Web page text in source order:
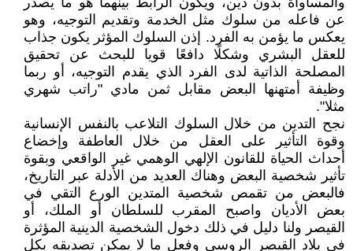
عن فاعله من سلوك مثل الخدمة وتقديم التوجيه، وهو
يعكس ما يؤمن به الفرد. إذن السلوك المؤثر يكون جذاب
للعقل البشري وشكلًا دافعًا قويا للبحث عن تحقيق
المصلحة الذاتية لدى الفرد الذي يقدم التوجيه، أو ربما
وظيفة أمتهنها البعض مقابل ثمن مادي "راتب شهري
مثلا".
نجح التدين من خلال السلوك التلاعب بالنفس الإنسانية
وقوة التأثير على العقل من خلال العاطفة وإخضاع
أحداث الحياة للقانون الإلهي الوهمي غير الواقعي وبقوة
تأثير شخصية البعض وهناك العديد من الأدلة عبر التاريخ،
فالبعض من تقمص شخصية المتدين الورع التقي في
بعض الأديان واصبح المقرب للسلطان أو الملك، أو
القيصر ولنا دليل في ذلك دخول الشخصية الدينية المؤثرة
في بلاد القيصر الروسي وفعل ما لا يمكن تصديقه بكل